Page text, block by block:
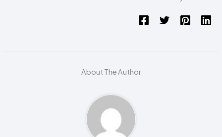
About The Author